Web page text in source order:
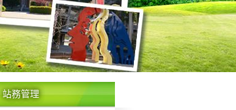
站務管理